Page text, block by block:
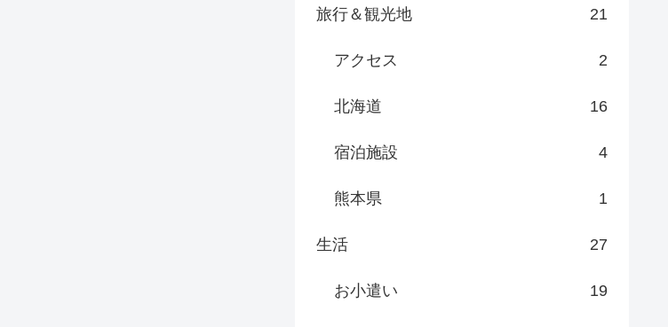
旅行＆観光地 21
アクセス 2
北海道 16
宿泊施設 4
熊本県 1
生活 27
お小遣い 19